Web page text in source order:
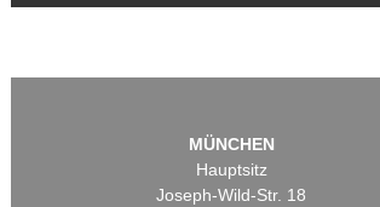
MÜNCHEN
Hauptsitz
Joseph-Wild-Str. 18